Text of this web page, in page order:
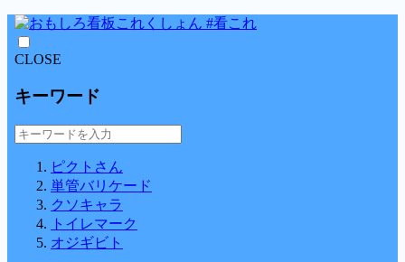
CLOSE
キーワード
ピクトさん
単管バリケード
クソキャラ
トイレマーク
オジギビト